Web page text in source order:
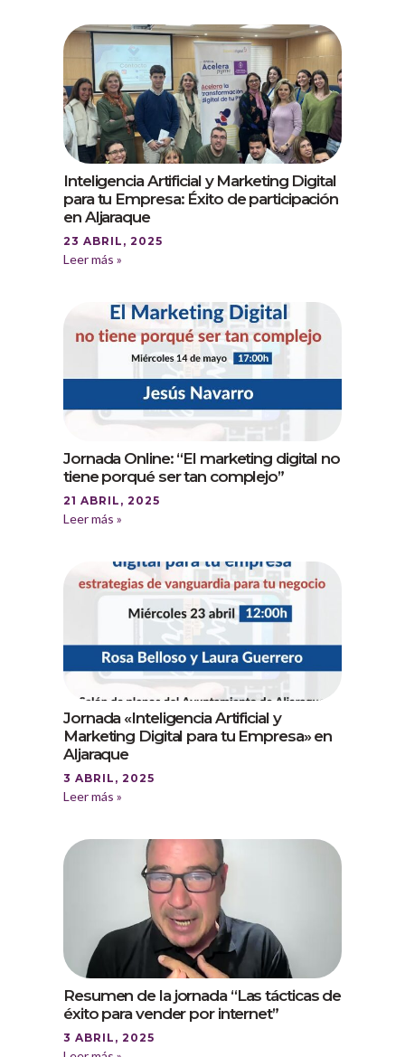
Inteligencia Artificial y Marketing Digital
para tu Empresa: Éxito de participación
en Aljaraque
23 ABRIL, 2025
Leer más »
Jornada Online: “El marketing digital no
tiene porqué ser tan complejo”
21 ABRIL, 2025
Leer más »
Jornada «Inteligencia Artificial y
Marketing Digital para tu Empresa» en
Aljaraque
3 ABRIL, 2025
Leer más »
Resumen de la jornada “Las tácticas de
éxito para vender por internet”
3 ABRIL, 2025